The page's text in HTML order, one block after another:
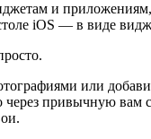
и
iOS — в виде
или
привычную